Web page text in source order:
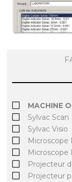
MACHINE
Sylvac Scan
Sylvac Visio
Microscope
Microscope
Projecteur
Projecteur